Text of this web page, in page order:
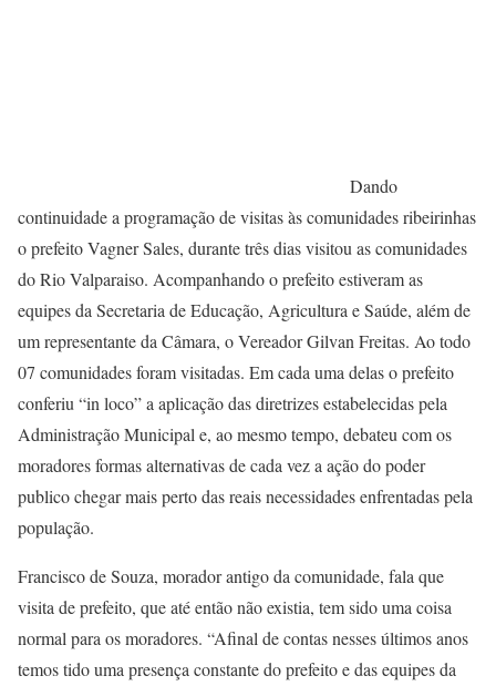
Dando
continuidade a programação de visitas às comunidades ribeirinhas
o prefeito Vagner Sales, durante três dias visitou as comunidades
do Rio Valparaiso. Acompanhando o prefeito estiveram as
equipes da Secretaria de Educação, Agricultura e Saúde, além de
um representante da Câmara, o Vereador Gilvan Freitas. Ao todo
07 comunidades foram visitadas. Em cada uma delas o prefeito
conferiu “in loco” a aplicação das diretrizes estabelecidas pela
Administração Municipal e, ao mesmo tempo, debateu com os
moradores formas alternativas de cada vez a ação do poder
publico chegar mais perto das reais necessidades enfrentadas pela
população.
Francisco de Souza, morador antigo da comunidade, fala que
visita de prefeito, que até então não existia, tem sido uma coisa
normal para os moradores. “Afinal de contas nesses últimos anos
temos tido uma presença constante do prefeito e das equipes da